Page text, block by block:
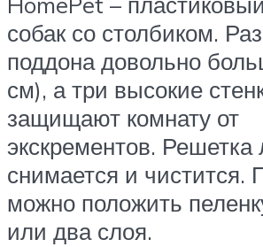
собак со столбиком.
поддона довольно
см), а три высокие
защищают комнату от
экскрементов. Решетка
снимается и чистится.
можно положить
или два слоя.